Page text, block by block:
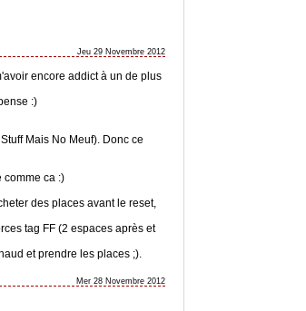
Jeu 29 Novembre 2012
encore addict à un de plus
:)
Mais No Meuf). Donc ce
comme ca :)
des places avant le reset,
tag FF (2 espaces après et
et prendre les places ;).
Mer 28 Novembre 2012